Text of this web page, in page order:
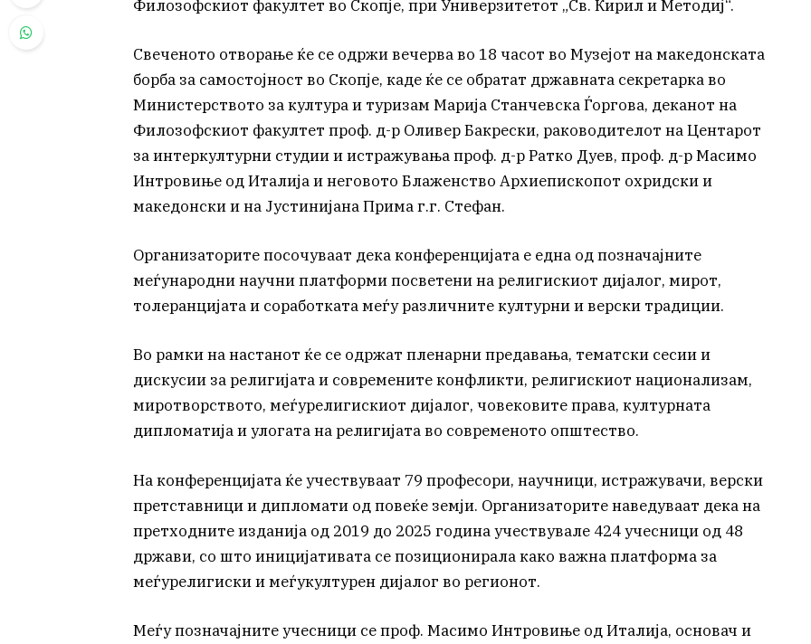
Филозофскиот факултет во Скопје, при Универзитетот „Св. Кирил и Методиј“.
Свеченото отворање ќе се одржи вечерва во 18 часот во Музејот на македонската
борба за самостојност во Скопје, каде ќе се обратат државната секретарка во
Министерството за култура и туризам Марија Станчевска Ѓоргова, деканот на
Филозофскиот факултет проф. д-р Оливер Бакрески, раководителот на Центарот
за интеркултурни студии и истражувања проф. д-р Ратко Дуев, проф. д-р Масимо
Интровиње од Италија и неговото Блаженство Архиепископот охридски и
македонски и на Јустинијана Прима г.г. Стефан.
Организаторите посочуваат дека конференцијата е една од позначајните
меѓународни научни платформи посветени на религискиот дијалог, мирот,
толеранцијата и соработката меѓу различните културни и верски традиции.
Во рамки на настанот ќе се одржат пленарни предавања, тематски сесии и
дискусии за религијата и современите конфликти, религискиот национализам,
миротворството, меѓурелигискиот дијалог, човековите права, културната
дипломатија и улогата на религијата во современото општество.
На конференцијата ќе учествуваат 79 професори, научници, истражувачи, верски
претставници и дипломати од повеќе земји. Организаторите наведуваат дека на
претходните изданија од 2019 до 2025 година учествувале 424 учесници од 48
држави, со што иницијативата се позиционирала како важна платформа за
меѓурелигиски и меѓукултурен дијалог во регионот.
Меѓу позначајните учесници се проф. Масимо Интровиње од Италија, основач и